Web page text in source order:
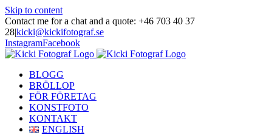
Skip to content
Contact me for a chat and a quote: +46 703 40 37
28|kicki@kickifotograf.se
InstagramFacebook
BLOGG
BRÖLLOP
FÖR FÖRETAG
KONSTFOTO
KONTAKT
ENGLISH